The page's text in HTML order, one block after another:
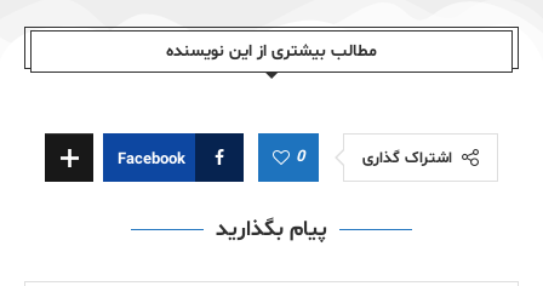
مطالب بیشتری از این نویسندە
اشتراک گذاری 0
Facebook
پیام بگذارید